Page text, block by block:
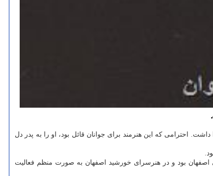
احترامی که این هنرمند برای جوانان قائل بود، او را به پدر دل
موسیقی اصفهان بود و در هنرسرای خورشید اصفهان به صورت منظم فعالیت